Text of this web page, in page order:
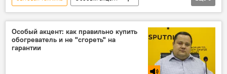
Радио Sputnik Кыргызстан
мебель
покупка
ремонт
Особый акцент: как правильно купить
обогреватель и не "сгореть" на
гарантии